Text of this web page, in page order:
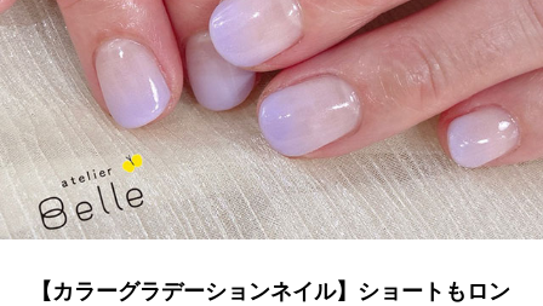
【カラーグラデーションネイル】ショートもロン